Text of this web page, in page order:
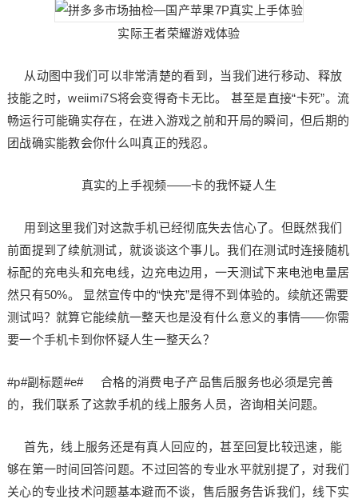
实际王者荣耀游戏体验
从动图中我们可以非常清楚的看到，当我们进行移动、释放
技能之时，weiimi7S将会变得奇卡无比。 甚至是直接“卡死”。流
畅运行可能确实存在，在进入游戏之前和开局的瞬间，但后期的
团战确实能教会你什么叫真正的残忍。
真实的上手视频——卡的我怀疑人生
用到这里我们对这款手机已经彻底失去信心了。但既然我们
前面提到了续航测试，就谈谈这个事儿。我们在测试时连接随机
标配的充电头和充电线，边充电边用，一天测试下来电池电量居
然只有50%。 显然宣传中的“快充”是得不到体验的。续航还需要
测试吗？就算它能续航一整天也是没有什么意义的事情——你需
要一个手机卡到你怀疑人生一整天么？
#p#副标题#e# 合格的消费电子产品售后服务也必须是完善
的，我们联系了这款手机的线上服务人员，咨询相关问题。
首先，线上服务还是有真人回应的，甚至回复比较迅速，能
够在第一时间回答问题。不过回答的专业水平就别提了，对我们
关心的专业技术问题基本避而不谈，售后服务告诉我们，线下实